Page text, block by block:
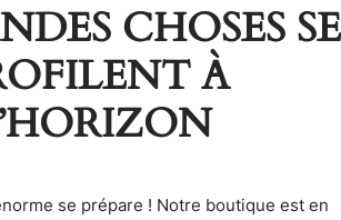
CHOSES SE
À
se prépare ! Notre boutique est en